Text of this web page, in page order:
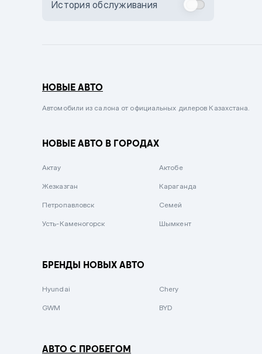
Комбинированный
Сиреневый металлик
Вишневый
Зеленый металлик
История обслуживания
НОВЫЕ АВТО
Автомобили из салона от официальных дилеров Казахстана.
НОВЫЕ АВТО В ГОРОДАХ
Актау Актобе
Жезказган Караганда
Петропавловск Семей
Усть-Каменогорск Шымкент
БРЕНДЫ НОВЫХ АВТО
Hyundai Chery
GWM BYD
АВТО С ПРОБЕГОМ